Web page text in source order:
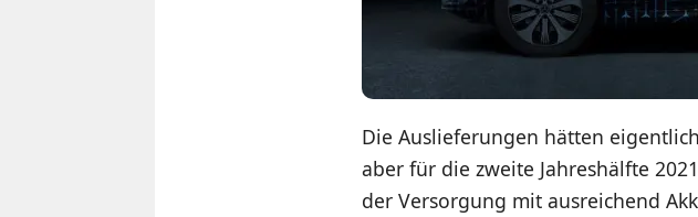
Die Auslieferungen hätten
aber für die zweite Jahreshälfte
der Versorgung mit ausreichend